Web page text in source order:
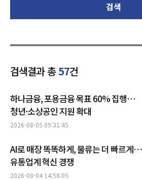
검색
검색결과 총57건
하나금융, 포용금융 목표 60% 집행…
청년·소상공인 지원 확대
2026-08-05 09:31:45
AI로 매장 똑똑하게, 물류는 더 빠르게…
유통업계 혁신 경쟁
2026-08-04 14:58:05